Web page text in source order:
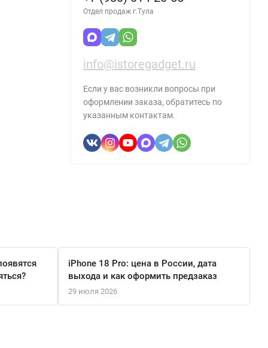
Отдел продаж г.Тула
info@istoregadget.ru
Если у вас возникли вопросы при
оформлении заказа, обратитесь по
указанным контактам.
iPhone 18 Pro: цена в России, дата
выхода и как оформить предзаказ
29 июля 2026